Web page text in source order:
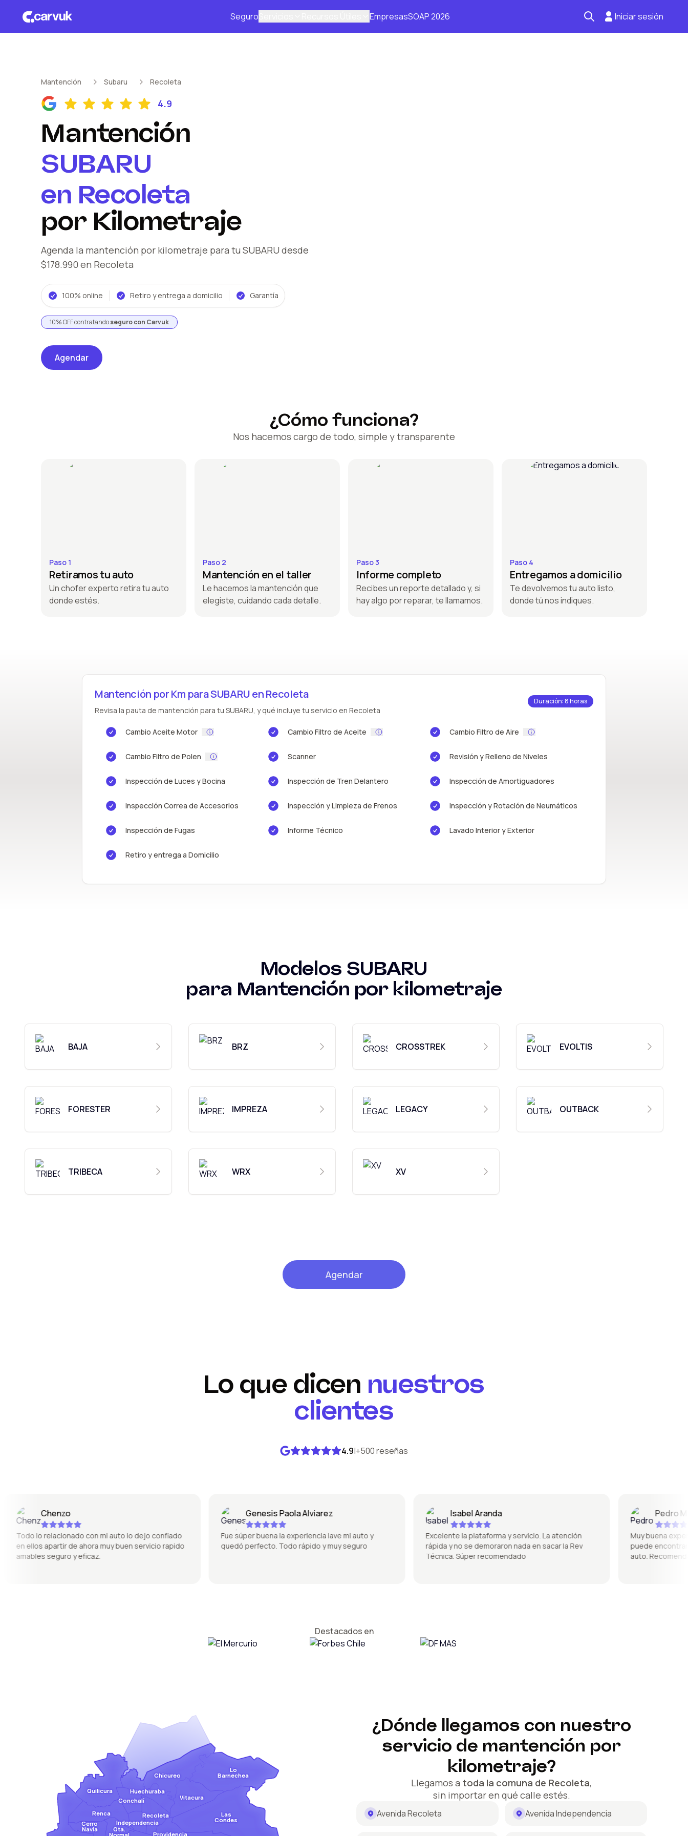
Seguro EmpresasSOAP 2026 Iniciar sesión
Mantención Subaru Recoleta
4.9
Mantención
SUBARU
en Recoleta
por Kilometraje
Agenda la mantención por kilometraje para tu SUBARU desde
$178.990 en Recoleta
100% online Retiro y entrega a domicilio Garantía
10% OFF contratandoseguro con Carvuk
Agendar
¿Cómo funciona?
Nos hacemos cargo de todo, simple y transparente
Paso 1
Retiramos tu auto
Un chofer experto retira tu auto
donde estés.
Paso 2
Mantención en el taller
Le hacemos la mantención que
elegiste, cuidando cada detalle.
Paso 3
Informe completo
Recibes un reporte detallado y, si
hay algo por reparar, te llamamos.
Paso 4
Entregamos a domicilio
Te devolvemos tu auto listo,
donde tú nos indiques.
Mantención por Km para SUBARU en Recoleta
Revisa la pauta de mantención para tu SUBARU, y qué incluye tu servicio en Recoleta
Duración: 8 horas
Cambio Aceite Motor Cambio Filtro de Aceite Cambio Filtro de Aire
Cambio Filtro de Polen Scanner Revisión y Relleno de Niveles
Inspección de Luces y Bocina Inspección de Tren Delantero Inspección de Amortiguadores
Inspección Correa de Accesorios Inspección y Limpieza de Frenos Inspección y Rotación de Neumáticos
Inspección de Fugas Informe Técnico Lavado Interior y Exterior
Retiro y entrega a Domicilio
Modelos SUBARU
para Mantención por kilometraje
BAJA BRZ CROSSTREK EVOLTIS
FORESTER IMPREZA LEGACY OUTBACK
TRIBECA WRX XV
Agendar
Lo que dicen nuestros
clientes
4.9|+500 reseñas
Chenzo
Todo lo relacionado con mi auto lo dejo confiado
en ellos apartir de ahora muy buen servicio rapido
amables seguro y eficaz.
Genesis Paola Alviarez
Fue súper buena la experiencia lave mi auto y
quedó perfecto. Todo rápido y muy seguro
Isabel Aranda
Excelente la plataforma y servicio. La atención
rápida y no se demoraron nada en sacar la Rev
Técnica. Súper recomendado
Pedro
Muy buena
puede encontrar
auto. Recomendado
Destacados en
Chicureo
Cerro
Navia
Renca
Qta.
Recoleta
Independencia
Quilicura
Conchalí
Providencia
Las
Condes
Vitacura
Lo
Barnechea
Huechuraba
¿Dónde llegamos con nuestro
servicio de mantención por
kilometraje?
Llegamos a toda la comuna de Recoleta,
sin importar en qué calle estés.
Avenida Recoleta Avenida Independencia